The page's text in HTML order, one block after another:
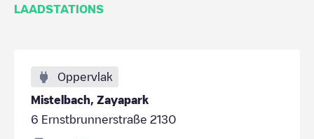
LAADSTATIONS
Oppervlak
Mistelbach, Zayapark
6 Ernstbrunnerstraße 2130